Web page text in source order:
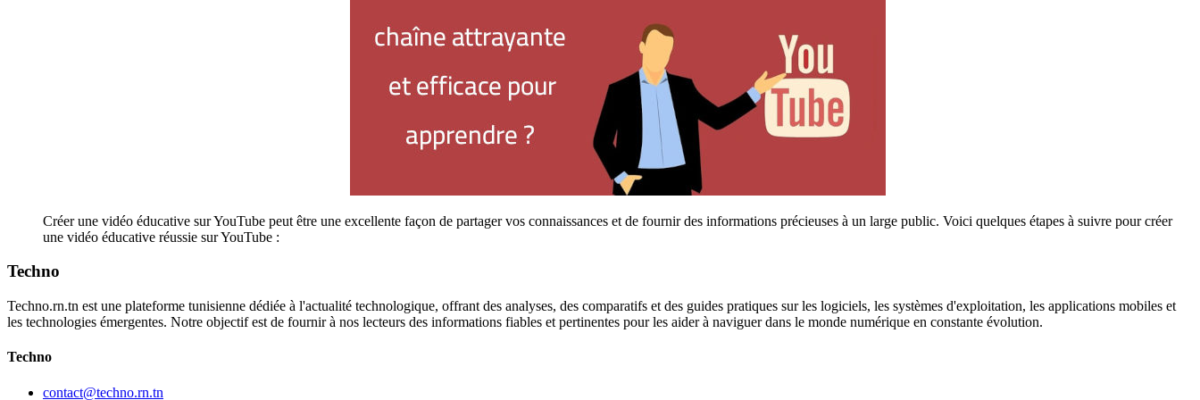
Créer une vidéo éducative sur YouTube peut être une excellente façon de partager vos connaissances et de fournir des informations précieuses à un large public. Voici quelques étapes à suivre pour créer
une vidéo éducative réussie sur YouTube :
Techno
Techno.rn.tn est une plateforme tunisienne dédiée à l'actualité technologique, offrant des analyses, des comparatifs et des guides pratiques sur les logiciels, les systèmes d'exploitation, les applications mobiles et
les technologies émergentes. Notre objectif est de fournir à nos lecteurs des informations fiables et pertinentes pour les aider à naviguer dans le monde numérique en constante évolution.
Techno
contact@techno.rn.tn